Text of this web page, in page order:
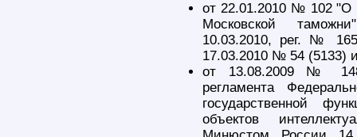
от 22.01.2010 № 102 "О
Московской
10.03.2010, рег. №
17.03.2010 № 54 (5133)
от 13.08.2009 №
регламента
государственной
объектов